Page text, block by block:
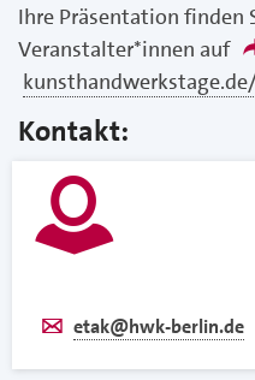
Ihre Präsentation finden
Veranstalter*innen auf
Kontakt:
etak@hwk-berlin.de